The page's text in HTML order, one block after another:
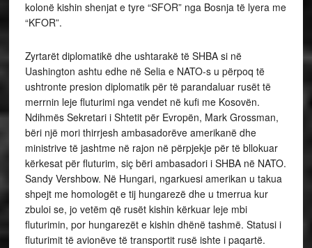
kolonë kishin shenjat e tyre “SFOR” nga Bosnja të lyera me
“KFOR”.
Zyrtarët diplomatikë dhe ushtarakë të SHBA si në
Uashington ashtu edhe në Selia e NATO-s u përpoq të
ushtronte presion diplomatik për të parandaluar rusët të
merrnin leje fluturimi nga vendet në kufi me Kosovën.
Ndihmës Sekretari i Shtetit për Evropën, Mark Grossman,
bëri një mori thirrjesh ambasadorëve amerikanë dhe
ministrive të jashtme në rajon në përpjekje për të bllokuar
kërkesat për fluturim, siç bëri ambasadori i SHBA në NATO.
Sandy Vershbow. Në Hungari, ngarkuesi amerikan u takua
shpejt me homologët e tij hungarezë dhe u tmerrua kur
zbuloi se, jo vetëm që rusët kishin kërkuar leje mbi
fluturimin, por hungarezët e kishin dhënë tashmë. Statusi i
fluturimit të avionëve të transportit rusë ishte i paqartë.